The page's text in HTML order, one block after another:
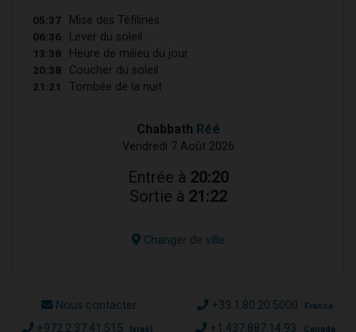
05:37 Mise des Téfilines
06:36 Lever du soleil
13:38 Heure de milieu du jour
20:38 Coucher du soleil
21:21 Tombée de la nuit
Chabbath Réé
Vendredi 7 Août 2026
Entrée à 20:20
Sortie à 21:22
Changer de ville
Nous contacter +33.1.80.20.5000 France
+972.2.37.41.515 Israël +1.437.887.14.93 Canada